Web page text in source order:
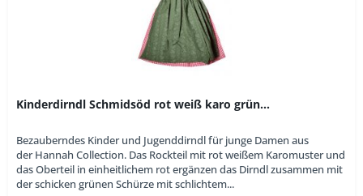
Kinderdirndl Schmidsöd rot weiß karo grün...
Bezauberndes Kinder und Jugenddirndl für junge Damen aus
der Hannah Collection. Das Rockteil mit rot weißem Karomuster und
das Oberteil in einheitlichem rot ergänzen das Dirndl zusammen mit
der schicken grünen Schürze mit schlichtem...